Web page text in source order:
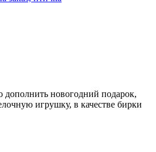
новогодний подарок,
игрушку, в качестве бирки